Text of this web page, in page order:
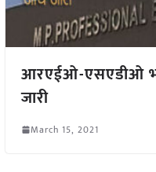
आरएईओ-एसएडीओ
जारी
March 15, 2021